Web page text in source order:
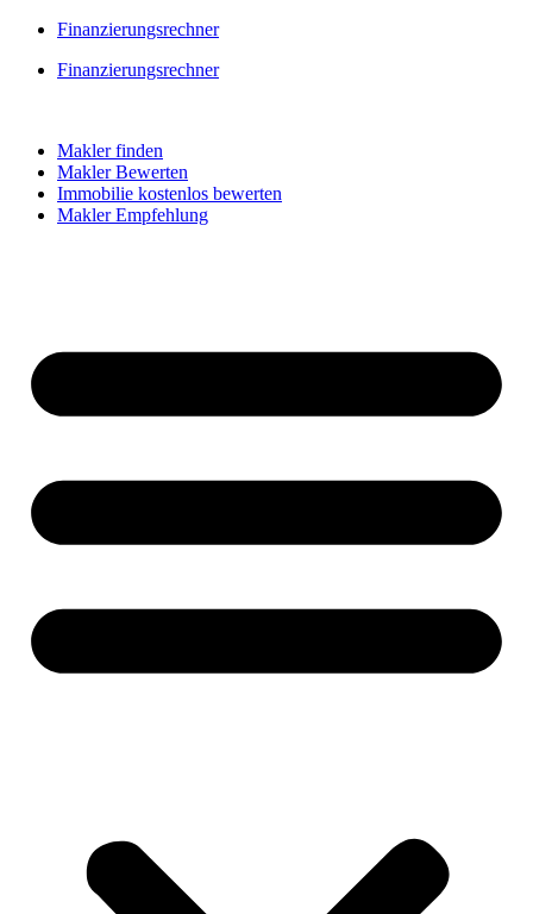
Skip
content
Finanzierungsrechner
Finanzierungsrechner
Makler finden
Makler Bewerten
Immobilie kostenlos bewerten
Makler Empfehlung